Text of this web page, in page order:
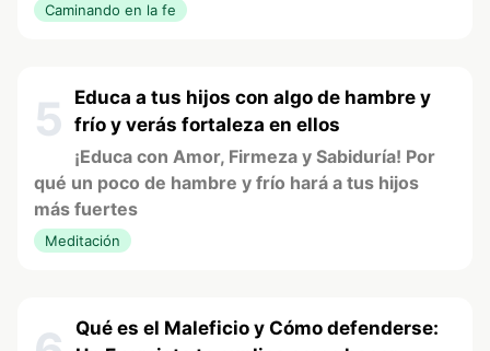
Caminando en la fe
5
Educa a tus hijos con algo de hambre y
frío y verás fortaleza en ellos
¡Educa con Amor, Firmeza y Sabiduría! Por
qué un poco de hambre y frío hará a tus hijos
más fuertes
Meditación
Qué es el Maleficio y Cómo defenderse: